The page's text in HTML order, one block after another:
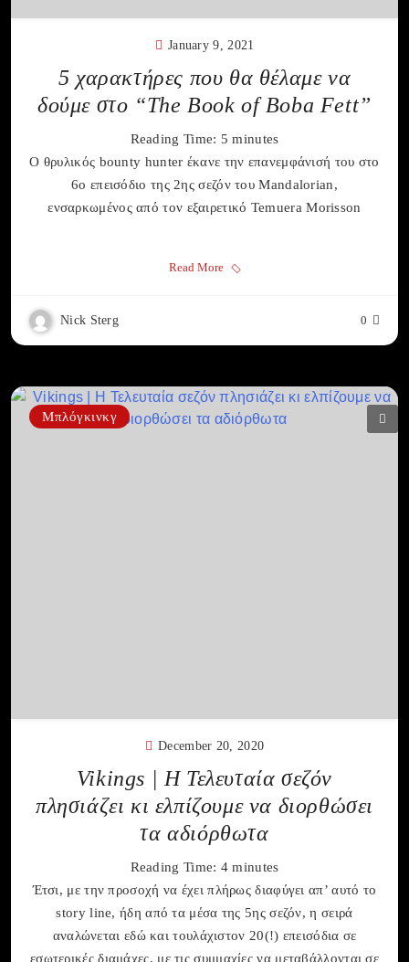
January 9, 2021
5 χαρακτήρες που θα θέλαμε να
δούμε στο “The Book of Boba Fett”
Reading Time: 5 minutes
Ο θρυλικός bounty hunter έκανε την επανεμφάνισή του στο
6ο επεισόδιο της 2ης σεζόν του Mandalorian,
ενσαρκωμένος από τον εξαιρετικό Temuera Morisson
Read More
Nick Sterg 0
Μπλόγκινκγ
December 20, 2020
Vikings | Η Τελευταία σεζόν
πλησιάζει κι ελπίζουμε να διορθώσει
τα αδιόρθωτα
Reading Time: 4 minutes
Έτσι, με την προσοχή να έχει πλήρως διαφύγει απ’ αυτό το
story line, ήδη από τα μέσα της 5ης σεζόν, η σειρά
αναλώνεται εδώ και τουλάχιστον 20(!) επεισόδια σε
εσωτερικές διαμάχες, με τις συμμαχίες να μεταβάλλονται σε